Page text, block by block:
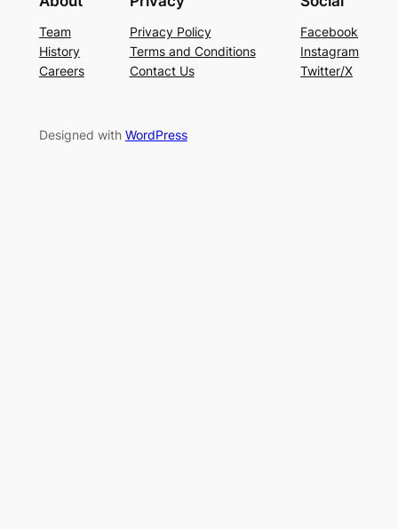
Team
History
Careers
Privacy Policy
Terms and Conditions
Contact Us
Facebook
Instagram
Twitter/X
Designed with WordPress